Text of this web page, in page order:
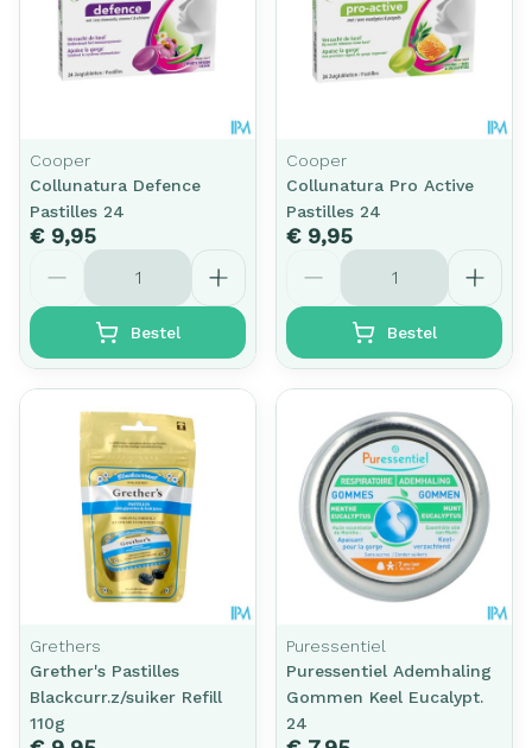
Cooper
Collunatura Defence
Pastilles 24
€ 9,95
Aantal
Bestel
Cooper
Collunatura Pro Active
Pastilles 24
€ 9,95
Aantal
Bestel
Grethers
Grether's Pastilles
Blackcurr.z/suiker Refill
110g
Puressentiel
Puressentiel Ademhaling
Gommen Keel Eucalypt.
24